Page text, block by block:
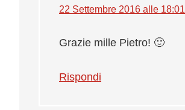
22 Settembre 2016 alle 18:01
Grazie mille Pietro! 🙂
Rispondi